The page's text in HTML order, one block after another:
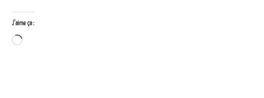
J’aime ça :
Chargement…